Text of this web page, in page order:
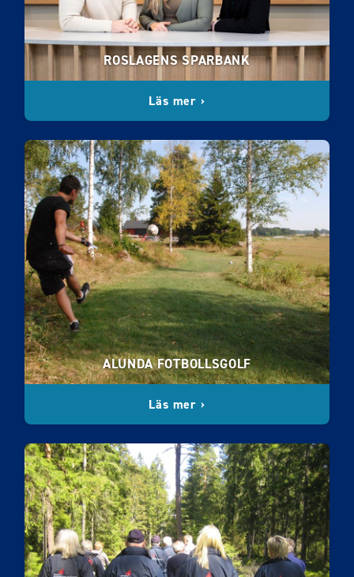
ROSLAGENS SPARBANK
Läs mer ›
ALUNDA FOTBOLLSGOLF
Läs mer ›